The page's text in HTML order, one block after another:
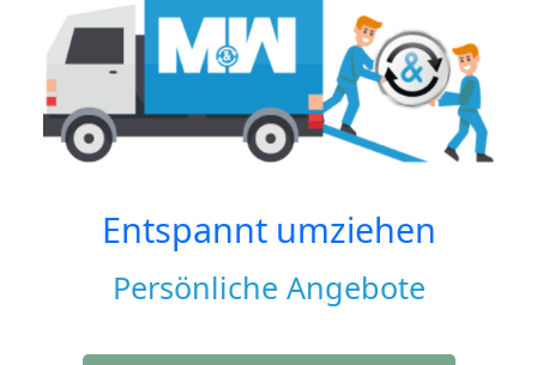
Entspannt umziehen
Persönliche Angebote